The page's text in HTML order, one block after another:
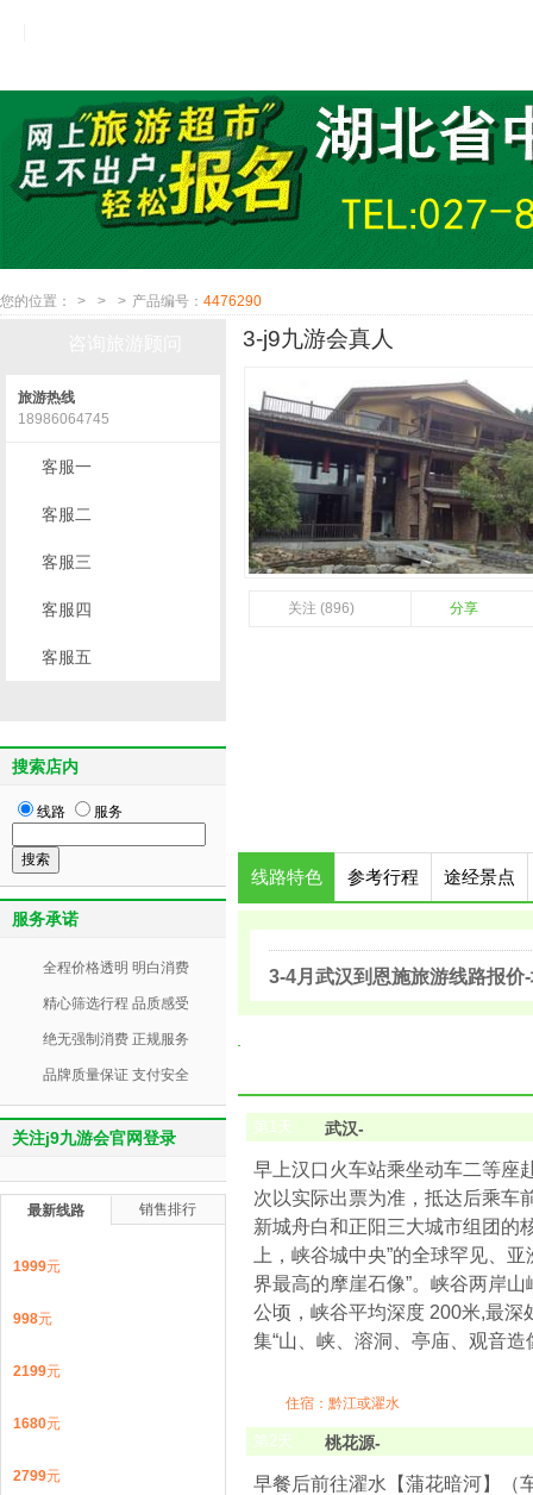
您的位置： > > > 产品编号： 4476290
3-j9九游会真人
关注 (896) 分享
线路特色 参考行程 途经景点
3-4月武汉到恩施旅游线路报价
第1天 武汉-
早上汉口火车站乘坐动车二等座
次以实际出票为准，抵达后乘车
新城舟白和正阳三大城市组团的
上，峡谷城中央”的全球罕见、
界最高的摩崖石像”。峡谷两岸
公顷，峡谷平均深度 200米,最
集“山、峡、溶洞、亭庙、观音
住宿：黔江或濯水
第2天 桃花源-
早餐后前往濯水【蒲花暗河】
旅游热线
18986064745
客服一
客服二
客服三
客服四
客服五
搜索店内
线路 服务
服务承诺
全程价格透明 明白消费
精心筛选行程 品质感受
绝无强制消费 正规服务
品牌质量保证 支付安全
关注j9九游会官网登录
最新线路 销售排行
1999元
998元
2199元
1680元
2799元